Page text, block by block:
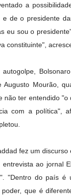
a
e de o presidente
eu sou o
constituinte",
autogolpe,
Augusto Mourão,
ter entendido "o
com a política",
fez um
entrevista ao jornal
"Dentro do país é
que é